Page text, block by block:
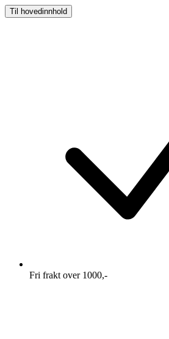
Til hovedinnhold
Fri frakt over 1000,-